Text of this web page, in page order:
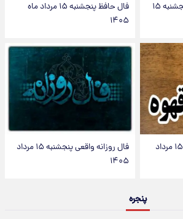
قیمت طلا و سکه امروز پنجشنبه ۱۵
فال حافظ پنجشنبه ۱۵ مرداد ماه
۱۴۰۵
فال قهوه روزانه پنجشنبه ۱۵ مرداد
فال روزانه واقعی پنجشنبه ۱۵ مرداد
۱۴۰۵
پنجره